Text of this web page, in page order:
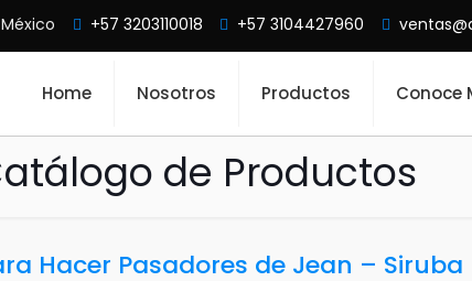
+57 3203110018 +57 3104427960
Home Nosotros Productos Conoce
de Productos
Hacer Pasadores de Jean – Siruba